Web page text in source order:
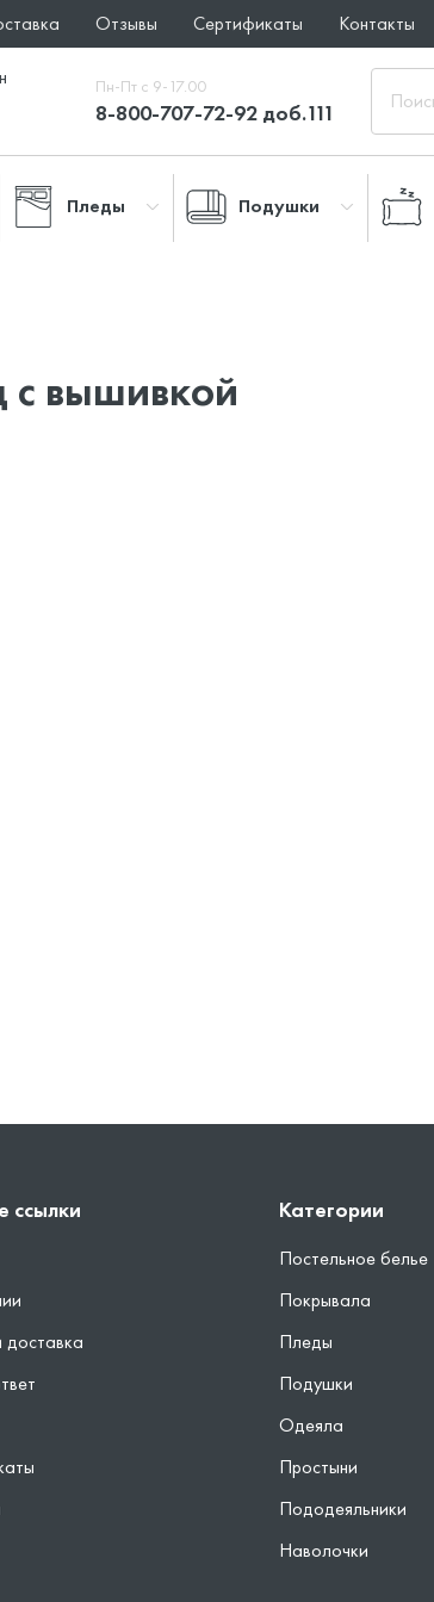
Отзывы Сертификаты Контакты
Пн-Пт с 9-17.00
8-800-707-72-92 доб.111
Пледы Подушки
вышивкой
ссылки Категории
Постельное белье
Покрывала
Пледы
Подушки
Одеяла
Простыни
Пододеяльники
Наволочки